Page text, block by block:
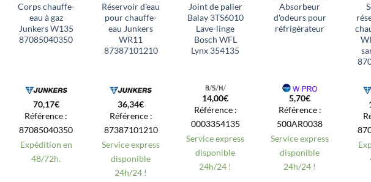
Corps chauffe-
eau à gaz
Junkers W135
87085040350
70,17€
Référence :
87085040350
Expédition en
48/72h.
Réservoir d'eau
pour chauffe-
eau Junkers
WR11
87387101210
36,34€
Référence :
87387101210
Service express
disponible
24h/24 !
Joint de palier
Balay 3TS6010
Lave-linge
Bosch WFL
Lynx 354135
14,00€
Référence :
0003354135
Service express
disponible
24h/24 !
Absorbeur
d'odeurs pour
réfrigérateur
5,70€
Référence :
500AR0038
Service express
disponible
24h/24 !